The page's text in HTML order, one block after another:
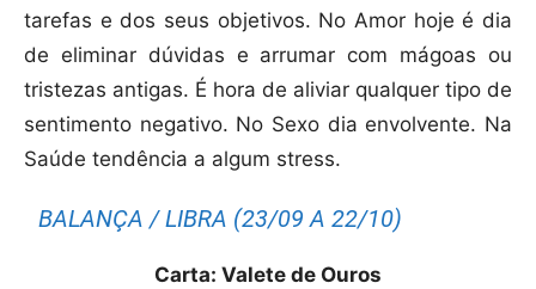
tarefas e dos seus objetivos. No Amor hoje é dia
de eliminar dúvidas e arrumar com mágoas ou
tristezas antigas. É hora de aliviar qualquer tipo de
sentimento negativo. No Sexo dia envolvente. Na
Saúde tendência a algum stress.
BALANÇA / LIBRA (23/09 A 22/10)
Carta: Valete de Ouros